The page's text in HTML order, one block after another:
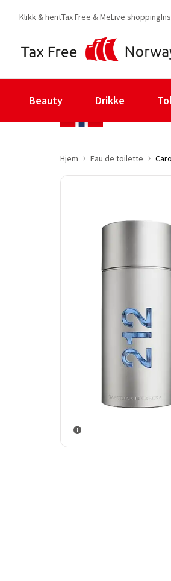
Klikk & hentTax Free & MeLive shopping
Beauty Drikke
Hjem Eau de toilette